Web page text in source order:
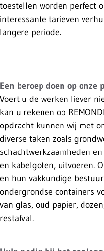
toestellen worden perfect
interessante tarieven
langere periode.
Een beroep doen op onze
Voert u de werken liever
kan u rekenen op
opdracht kunnen wij met
diverse taken zoals
schachtwerkzaamheden
en kabelgoten, uitvoeren.
en hun vakkundige
ondergrondse containers
van glas, oud papier,
restafval.